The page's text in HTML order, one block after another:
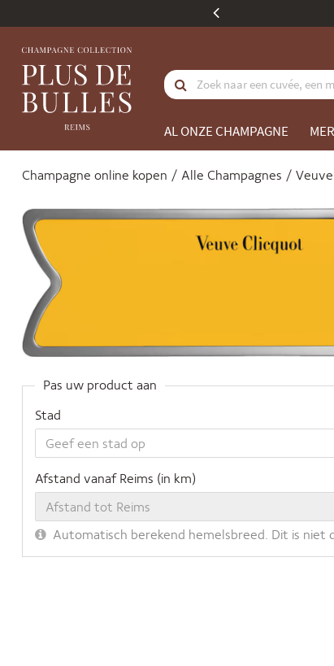
AL ONZE CHAMPAGNE
Champagne online kopen Alle Champagnes
Pas uw product aan
Stad
Afstand vanaf Reims (in km)
Automatisch berekend hemelsbreed. Dit is niet